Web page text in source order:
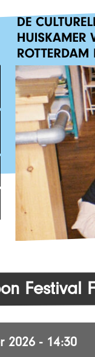
Festival
2026 - 14:30